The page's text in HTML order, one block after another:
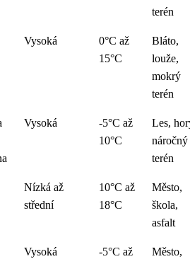
terén
Vysoká
0°C až
15°C
Bláto,
louže,
mokrý
terén
Vysoká
-5°C až
10°C
Les,
náročný
terén
Nízká až
střední
10°C až
18°C
Město,
škola,
asfalt
Vysoká
-5°C až
Město,